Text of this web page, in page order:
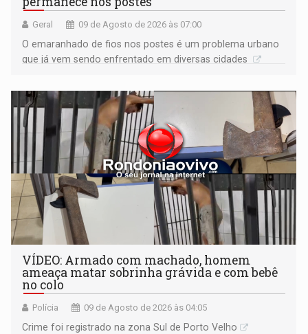
Geral 09 de Agosto de 2026 às 07:00
O emaranhado de fios nos postes é um problema urbano
que já vem sendo enfrentado em diversas cidades
VÍDEO: Armado com machado, homem
ameaça matar sobrinha grávida e com bebê
no colo
Polícia 09 de Agosto de 2026 às 04:05
Crime foi registrado na zona Sul de Porto Velho